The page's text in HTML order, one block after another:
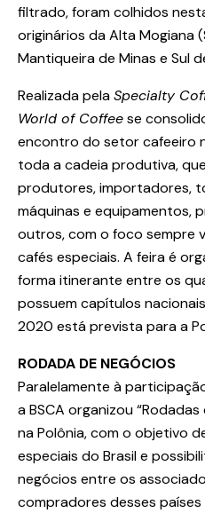
filtrado, foram colhidos
originários da Alta Mogiana
Mantiqueira de Minas e Sul
Realizada pelaSpecialty
World of Coffeese
encontro do setor cafeeiro
toda a cadeia produtiva,
produtores, importadores,
máquinas e equipamentos,
outros, com o foco sempre
cafés especiais. A feira é
forma itinerante entre os
possuem capítulos
2020 está prevista para a
RODADA DE NEGÓCIOS
Paralelamente à
a BSCA organizou
na Polônia, com o objetivo
especiais do Brasil e
negócios entre os
compradores desses países